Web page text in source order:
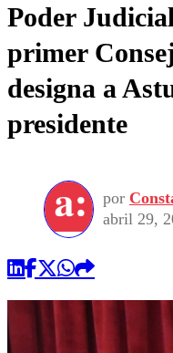
Poder
primer
designa a
presidente
por
abril 29,